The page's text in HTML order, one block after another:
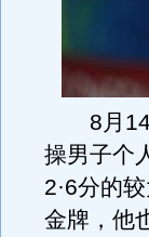
8月14
操男子个
2·6分的
金牌，他